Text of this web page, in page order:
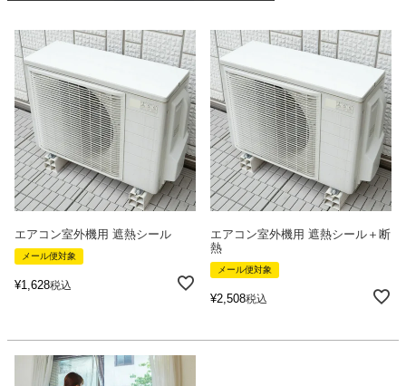
エアコン室外機用 遮熱シール
メール便対象
¥1,628税込
エアコン室外機用 遮熱シール＋断
熱
メール便対象
¥2,508税込